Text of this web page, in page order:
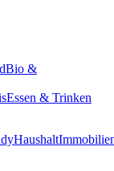
Bio &
Essen & Trinken
Haushalt